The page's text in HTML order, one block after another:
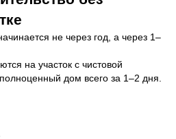
не через год, а через 1–
на участок с чистовой
дом всего за 1–2 дня.